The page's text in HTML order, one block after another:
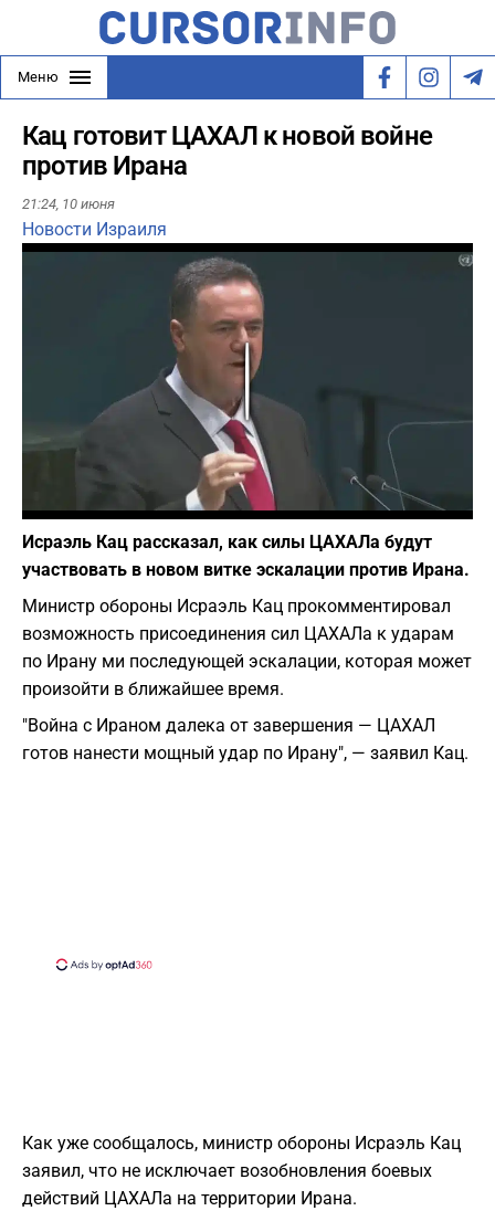
Меню
Кац готовит ЦАХАЛ к новой войне
против Ирана
21:24, 10 июня
Новости Израиля
Play
Фото: скриншот из Youtube
Исраэль Кац рассказал, как силы ЦАХАЛа будут
участвовать в новом витке эскалации против Ирана.
Министр обороны Исраэль Кац прокомментировал
возможность присоединения сил ЦАХАЛа к ударам
по Ирану ми последующей эскалации, которая может
произойти в ближайшее время.
"Война с Ираном далека от завершения — ЦАХАЛ
готов нанести мощный удар по Ирану", — заявил Кац.
Как уже сообщалось, министр обороны Исраэль Кац
заявил, что не исключает возобновления боевых
действий ЦАХАЛа на территории Ирана.